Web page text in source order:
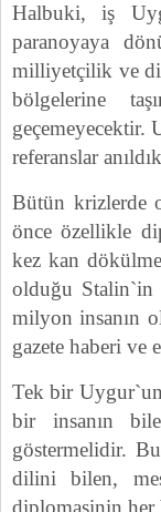
Halbuki, iş
paranoyaya
milliyetçilik ve
bölgelerine
geçemeyecektir.
referanslar
Bütün krizlerde
önce özellikle
kez kan
olduğu Stalin`in
milyon insanın
gazete haberi ve
Tek bir
bir insanın
göstermelidir.
dilini bilen,
diplomasinin her